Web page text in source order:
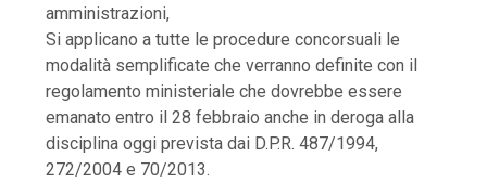
amministrazioni,
Si applicano a tutte le procedure concorsuali le
modalità semplificate che verranno definite con il
regolamento ministeriale che dovrebbe essere
emanato entro il 28 febbraio anche in deroga alla
disciplina oggi prevista dai D.P.R. 487/1994,
272/2004 e 70/2013.